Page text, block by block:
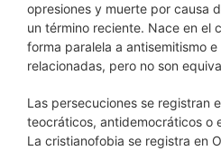
opresiones y muerte por causa
un término reciente. Nace en el
forma paralela a antisemitismo
relacionadas, pero no son
Las persecuciones se registran
teocráticos, antidemocráticos o
La cristianofobia se registra en